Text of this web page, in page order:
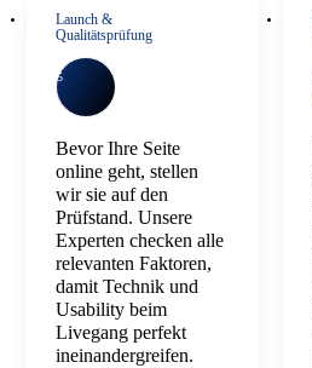
Launch &
Qualitätsprüfung
5
Bevor Ihre Seite
online geht, stellen
wir sie auf den
Prüfstand. Unsere
Experten checken alle
relevanten Faktoren,
damit Technik und
Usability beim
Livegang perfekt
ineinandergreifen.